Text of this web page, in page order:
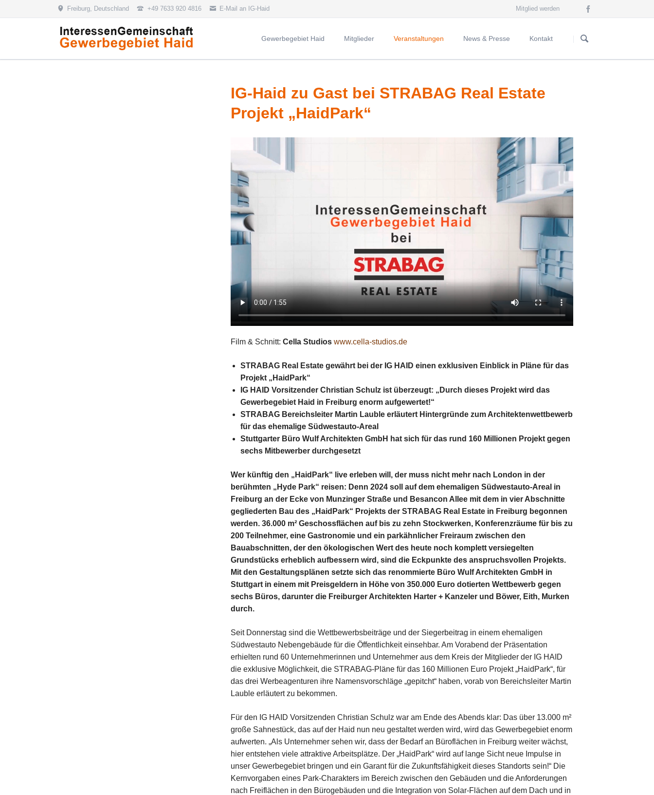
Freiburg, Deutschland +49 7633 920 4816 E-Mail an IG-Haid Mitglied werden
überspringen
Gewerbegebiet Haid
Vorwort des Vorsitzenden
Vorstand der IG Haid
Mitglieder Veranstaltungen News & Presse Kontakt
IG-Haid zu Gast bei STRABAG Real Estate
Projekt „HaidPark“
Film & Schnitt: Cella Studios www.cella-studios.de
STRABAG Real Estate gewährt bei der IG HAID einen exklusiven Einblick in Pläne für das
Projekt „HaidPark“
IG HAID Vorsitzender Christian Schulz ist überzeugt: „Durch dieses Projekt wird das
Gewerbegebiet Haid in Freiburg enorm aufgewertet!“
STRABAG Bereichsleiter Martin Lauble erläutert Hintergründe zum Architektenwettbewerb
für das ehemalige Südwestauto-Areal
Stuttgarter Büro Wulf Architekten GmbH hat sich für das rund 160 Millionen Projekt gegen
sechs Mitbewerber durchgesetzt
Wer künftig den „HaidPark“ live erleben will, der muss nicht mehr nach London in der
berühmten „Hyde Park“ reisen: Denn 2024 soll auf dem ehemaligen Südwestauto-Areal in
Freiburg an der Ecke von Munzinger Straße und Besancon Allee mit dem in vier Abschnitte
gegliederten Bau des „HaidPark“ Projekts der STRABAG Real Estate in Freiburg begonnen
werden. 36.000 m² Geschossflächen auf bis zu zehn Stockwerken, Konferenzräume für bis zu
200 Teilnehmer, eine Gastronomie und ein parkähnlicher Freiraum zwischen den
Bauabschnitten, der den ökologischen Wert des heute noch komplett versiegelten
Grundstücks erheblich aufbessern wird, sind die Eckpunkte des anspruchsvollen Projekts.
Mit den Gestaltungsplänen setzte sich das renommierte Büro Wulf Architekten GmbH in
Stuttgart in einem mit Preisgeldern in Höhe von 350.000 Euro dotierten Wettbewerb gegen
sechs Büros, darunter die Freiburger Architekten Harter + Kanzeler und Böwer, Eith, Murken
durch.
Seit Donnerstag sind die Wettbewerbsbeiträge und der Siegerbeitrag in einem ehemaligen
Südwestauto Nebengebäude für die Öffentlichkeit einsehbar. Am Vorabend der Präsentation
erhielten rund 60 Unternehmerinnen und Unternehmer aus dem Kreis der Mitglieder der IG HAID
die exklusive Möglichkeit, die STRABAG-Pläne für das 160 Millionen Euro Projekt „HaidPark“, für
das drei Werbeagenturen ihre Namensvorschläge „gepitcht“ haben, vorab von Bereichsleiter Martin
Lauble erläutert zu bekommen.
Für den IG HAID Vorsitzenden Christian Schulz war am Ende des Abends klar: Das über 13.000 m²
große Sahnestück, das auf der Haid nun neu gestaltet werden wird, wird das Gewerbegebiet enorm
aufwerten. „Als Unternehmer sehen wir, dass der Bedarf an Büroflächen in Freiburg weiter wächst,
hier entstehen viele attraktive Arbeitsplätze. Der „HaidPark“ wird auf lange Sicht neue Impulse in
unser Gewerbegebiet bringen und ein Garant für die Zukunftsfähigkeit dieses Standorts sein!“ Die
Kernvorgaben eines Park-Charakters im Bereich zwischen den Gebäuden und die Anforderungen
nach Freiflächen in den Bürogebäuden und die Integration von Solar-Flächen auf dem Dach und in